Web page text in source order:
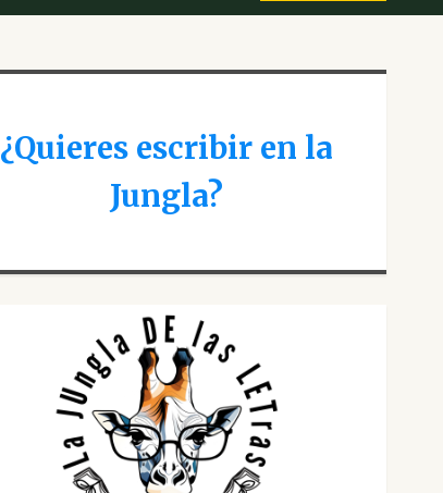
¿Quieres escribir en la
Jungla?